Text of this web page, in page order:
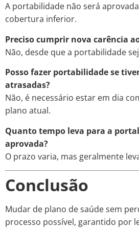
A portabilidade não será
cobertura inferior.
Preciso cumprir nova carência
Não, desde que a portabilidade
Posso fazer portabilidade se
atrasadas?
Não, é necessário estar em dia
plano atual.
Quanto tempo leva para a
aprovada?
O prazo varia, mas geralmente
Conclusão
Mudar de plano de saúde sem
processo possível, garantido por